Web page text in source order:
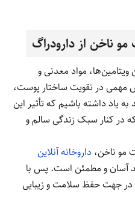
ناخن از دارودراگ
مواد معدنی و
مهمی در تقویت ساختار پوست،
به یاد داشته باشیم که تأثیر این
در کنار سبک زندگی سالم و
مو ناخن، داروخانه آنلاین
آسان و مطمئن است. پس با
جهت حفظ سلامت و زیبایی